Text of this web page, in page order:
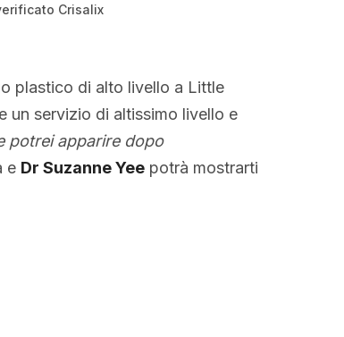
Crisalix
plastico di alto livello a Little
un servizio di altissimo livello e
potrei apparire dopo
e Dr Suzanne Yee potrà mostrarti